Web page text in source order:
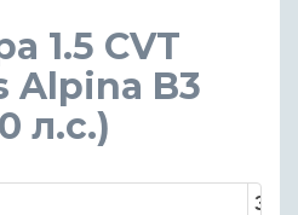
1.5 CVT
Alpina B3
л.с.)